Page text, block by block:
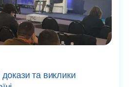
докази та виклики